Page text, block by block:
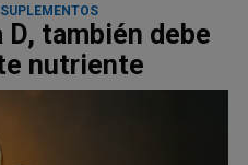
también debe
nutriente